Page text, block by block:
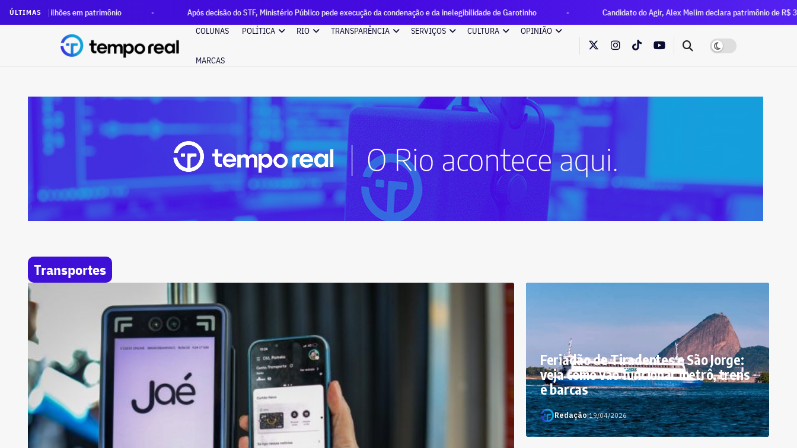
ÚLTIMAS
em patrimônio Após decisão do STF, Ministério Público pede execução da condenação e da inelegibilidade de Garotinho
Candidato do Agir, Alex Melim declara patrimônio de R$ 30 milhões à
COLUNAS
POLÍTICA RIO TRANSPARÊNCIA SERVIÇOS CULTURA OPINIÃO
MARCAS
Transportes
Feriadão de Tiradentes e São Jorge:
veja como vão funcionar metrô, trens
e barcas
Redação|19/04/2026